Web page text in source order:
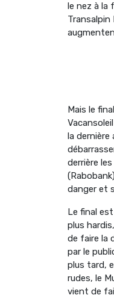
le nez à la
Transalpin
Mais le
la
derrière
danger et
Le final
plus
de faire la
par le
plus tard,
rudes, le
vient de